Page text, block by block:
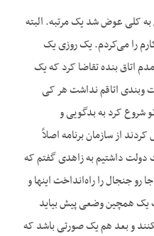
کلی عوض شد یک مرتبه. البته
را می‌کردم. یک روزی یک
اتاق بنده تقاضا کرد که یک
وبندی اتاقم نداشت هر کی
شروع کرد به بدگویی و
کردند از سازمان برنامه اصلاً
داشتیم به زاهدی گفتم که
رو جنجال را راه‌انداخت اینها و
یک همچین وضعی پیش بیاید
و بعد هم یک صورتی باشد که